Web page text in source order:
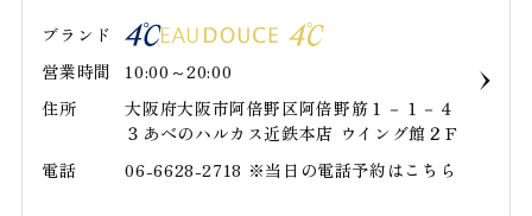
ブランド
営業時間
10:00～20:00
住所
大阪府大阪市阿倍野区阿倍野筋１－１－４
３あべのハルカス近鉄本店 ウイング館２Ｆ
電話
06-6628-2718 ※当日の電話予約はこちら